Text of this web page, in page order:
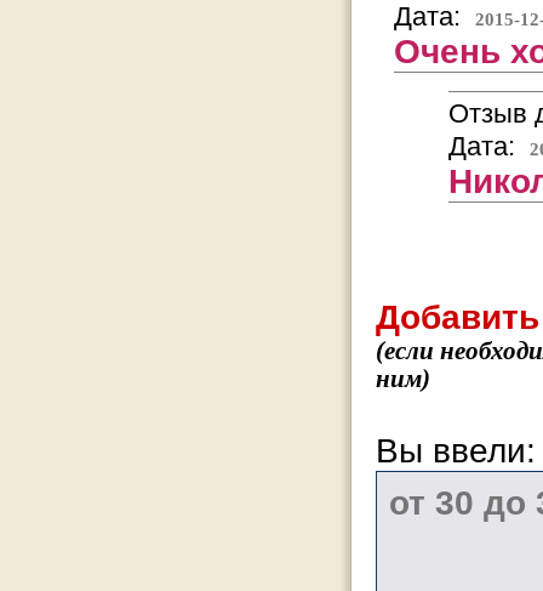
Дата:
2015-
Очень
Отзыв
Дата:
(если
ним)
Вы